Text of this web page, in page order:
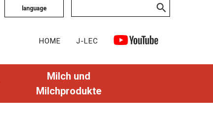
language
HOME J-LEC
Milch und
Milchprodukte